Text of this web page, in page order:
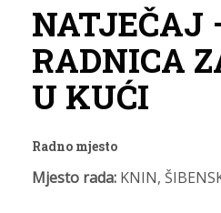
NATJEČAJ
RADNICA
U KUĆI
Radno mjesto
Mjesto rada: KNIN,